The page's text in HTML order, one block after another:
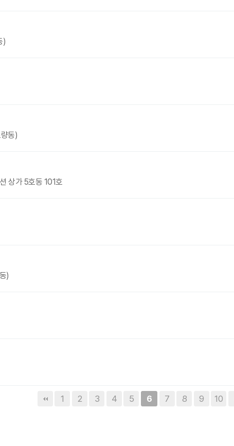
)
동)
상가 5호동 101호
)
1 2 3 4 5 6 7 8 9 10